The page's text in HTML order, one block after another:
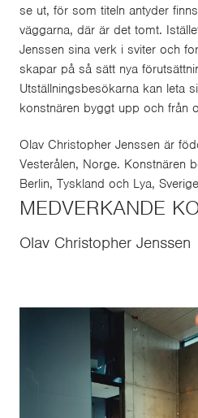
se ut, för som titeln antyder
väggarna, där är det tomt.
Jenssen sina verk i sviter och
skapar på så sätt nya
Utställningsbesökarna kan leta
konstnären byggt upp och från
Olav Christopher Jenssen är
Vesterålen, Norge. Konstnären
Berlin, Tyskland och Lya,
MEDVERKANDE
Olav Christopher Jenssen